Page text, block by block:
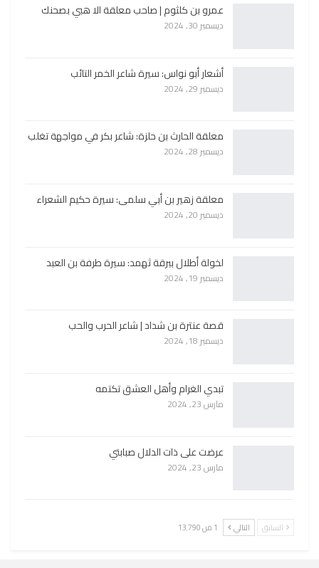
عمرو بن كلثوم | صاحب معلقة الا هبي بصحنك
ديسمبر 30, 2024
أشعار أبو نواس: سيرة شاعر الخمر التائب
ديسمبر 29, 2024
معلقة الحارث بن حلزة: شاعر بكر في مواجهة تغلب
ديسمبر 28, 2024
معلقة زهير بن أبي سلمى: سيرة حكيم الشعراء
ديسمبر 20, 2024
لخولة أطلال ببرقة ثهمد: سيرة طرفة بن العبد
ديسمبر 19, 2024
قصة عنترة بن شداد | شاعر الحرب والحب
ديسمبر 18, 2024
تبدي الغرام وأهل العشق تكتمه
مارس 23, 2024
عرضت على ذات الدلال صبابتي
مارس 23, 2024
السابق التالي 1 من 13٬790